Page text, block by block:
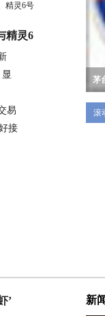
精灵6号
精灵6
易
接
茅
全
三
滚
’ 新